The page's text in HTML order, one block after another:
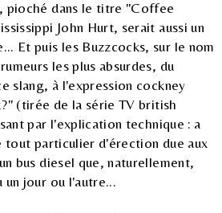
pioché dans le titre "Coffee
John Hurt, serait aussi un
Et puis les Buzzcocks, sur le nom
les plus absurdes, du
slang, à l'expression cockney
(tirée de la série TV british
par l'explication technique : a
tout particulier d'érection due aux
bus diesel que, naturellement,
un jour ou l'autre...